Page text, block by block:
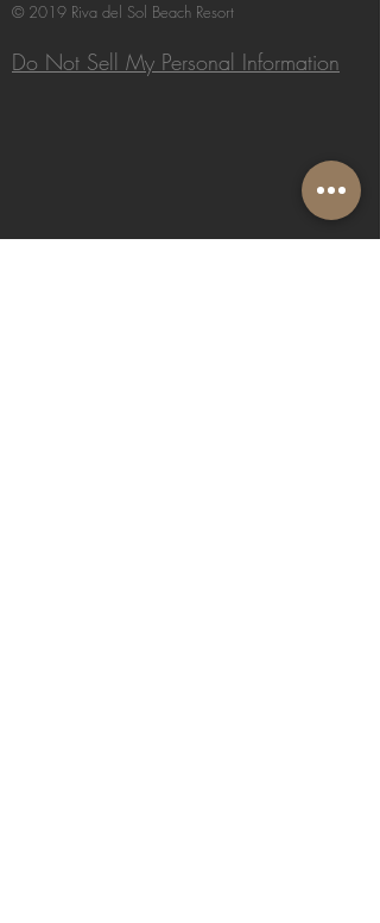
© 2019 Riva del Sol Beach Resort
Do Not Sell My Personal Information